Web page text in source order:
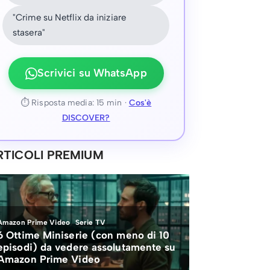
"Crime su Netflix da iniziare
stasera"
Scrivici su WhatsApp
⏱ Risposta media: 15 min · Cos'è
DISCOVER?
PREMIUM